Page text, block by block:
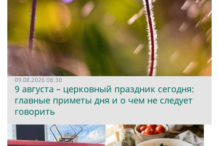
09.08.2026 08:30
9 августа – церковный праздник сегодня:
главные приметы дня и о чем не следует
говорить